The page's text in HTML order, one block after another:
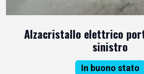
Alzacristallo elettrico
sinistro
In buono stato